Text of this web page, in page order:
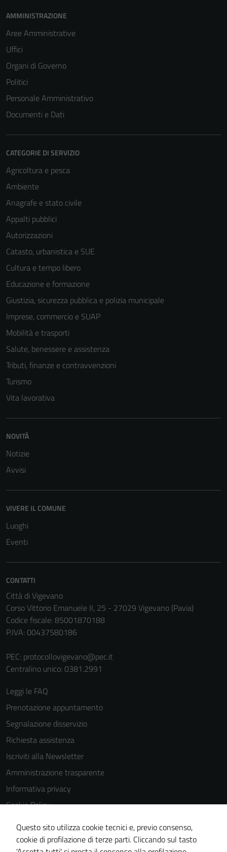
AMMINISTRAZIONE
Aree Amministrative
Uffici
Organi di Governo
Politici
Personale Amministrativo
Documenti e Dati
CATEGORIE DI SERVIZIO
Agricoltura e pesca
Ambiente
Anagrafe e stato civile
Appalti pubblici
Autorizzazioni
Catasto, urbanistica e SUE
Cultura e tempo libero
Educazione e formazione
Giustizia, sicurezza pubblica e polizia municipale
Imprese, commercio e SUAP
Mobilità e trasporti
Salute, benessere e assistenza
Tributi, finanze e contravvenzioni
Turismo
Vita lavorativa
NOVITÀ
Notizie
Avvisi
VIVERE IL COMUNE
Luoghi
Eventi
CONTATTI
Città di Vigevano
Corso Vittorio Emanuele II, 25 - 27029 Vigevano (Pavia)
Codice fiscale: 85001870188
P.IVA: 00437580186
PEC: protocollovigevano@pec.it
Centralino unico: 0381.2991
Leggi le FAQ
Prenotazione appuntamento
Segnalazione disservizio
Richiesta assistenza
Iscriviti alla Newsletter
Amministrazione trasparente
Informativa privacy
Cookie Policy
Media policy
Note legali
Questo sito utilizza cookie tecnici e, previo consenso,
cookie di profilazione di terze parti. Cliccando sul tasto